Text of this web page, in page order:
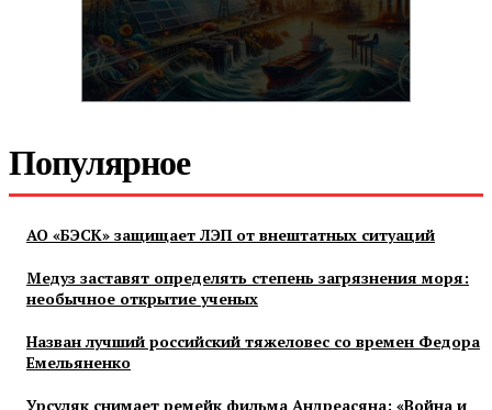
Популярное
АО «БЭСК» защищает ЛЭП от внештатных ситуаций
Медуз заставят определять степень загрязнения моря:
необычное открытие ученых
Назван лучший российский тяжеловес со времен Федора
Емельяненко
Урсуляк снимает ремейк фильма Андреасяна: «Война и